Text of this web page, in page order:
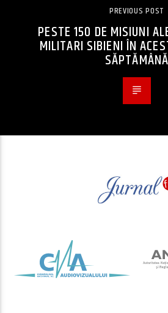
PREVIOUS POST
PESTE 150 DE MISIUNI
MILITARI SIBIENI ÎN
SĂPTĂMÂNĂ